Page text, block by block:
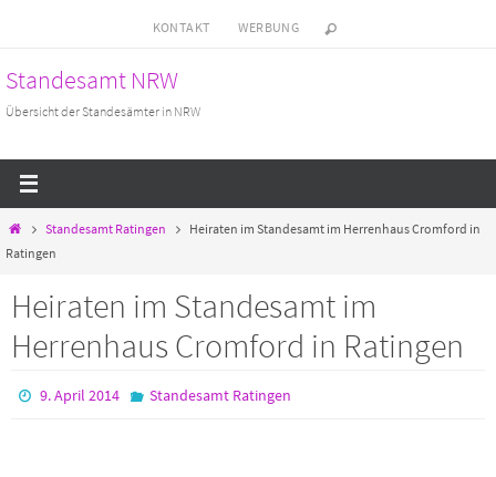
springen
KONTAKT WERBUNG
Standesamt NRW
Übersicht der Standesämter in NRW
StartStandesamt Ratingen
Heiraten im Standesamt im Herrenhaus Cromford in
Ratingen
Heiraten im Standesamt im
Herrenhaus Cromford in Ratingen
9. April 2014 Standesamt Ratingen